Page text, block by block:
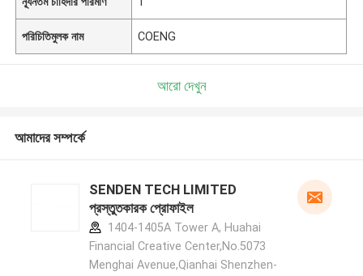
পরিচিতিমুলক নাম COENG
আরো দেখুন
আমাদের সম্পর্কে
SENDEN TECH LIMITED
প্রস্তুতকারক প্রোফাইল
1404-1405A Tower A, Huahai
Financial Creative Center,No.5073
Menghai Avenue,Qianhai Shenzhen-